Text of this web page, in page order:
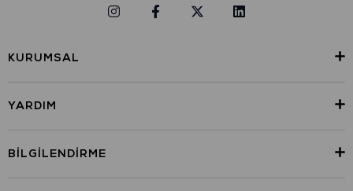
KURUMSAL
YARDIM
BILGILENDIRME